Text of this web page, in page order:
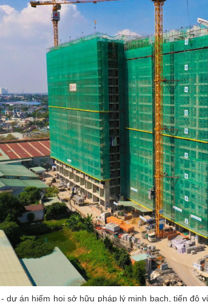
dự án hiếm hoi sở hữu pháp lý minh bạch, tiến độ